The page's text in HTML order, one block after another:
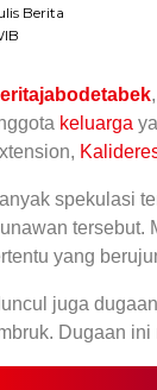
Berita
keluarga
spekulasi
tersebut.
yang
juga
Dugaan